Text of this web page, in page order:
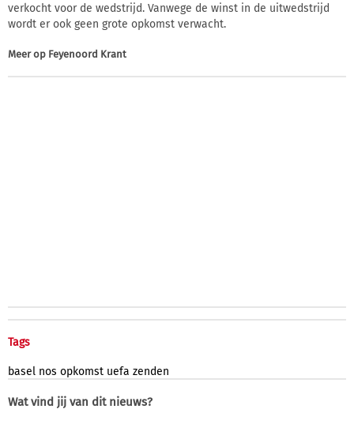
verkocht voor de wedstrijd. Vanwege de winst in de uitwedstrijd
wordt er ook geen grote opkomst verwacht.
Meer op Feyenoord Krant
Tags
basel nos opkomst uefa zenden
Wat vind jij van dit nieuws?